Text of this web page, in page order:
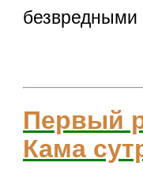
безвредными
Первый
Кама